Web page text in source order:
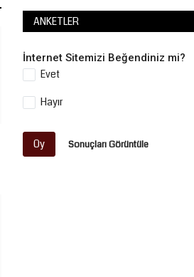
ANKETLER
İnternet Sitemizi Beğendiniz mi?
Evet
Hayır
Oy Sonuçları Görüntüle